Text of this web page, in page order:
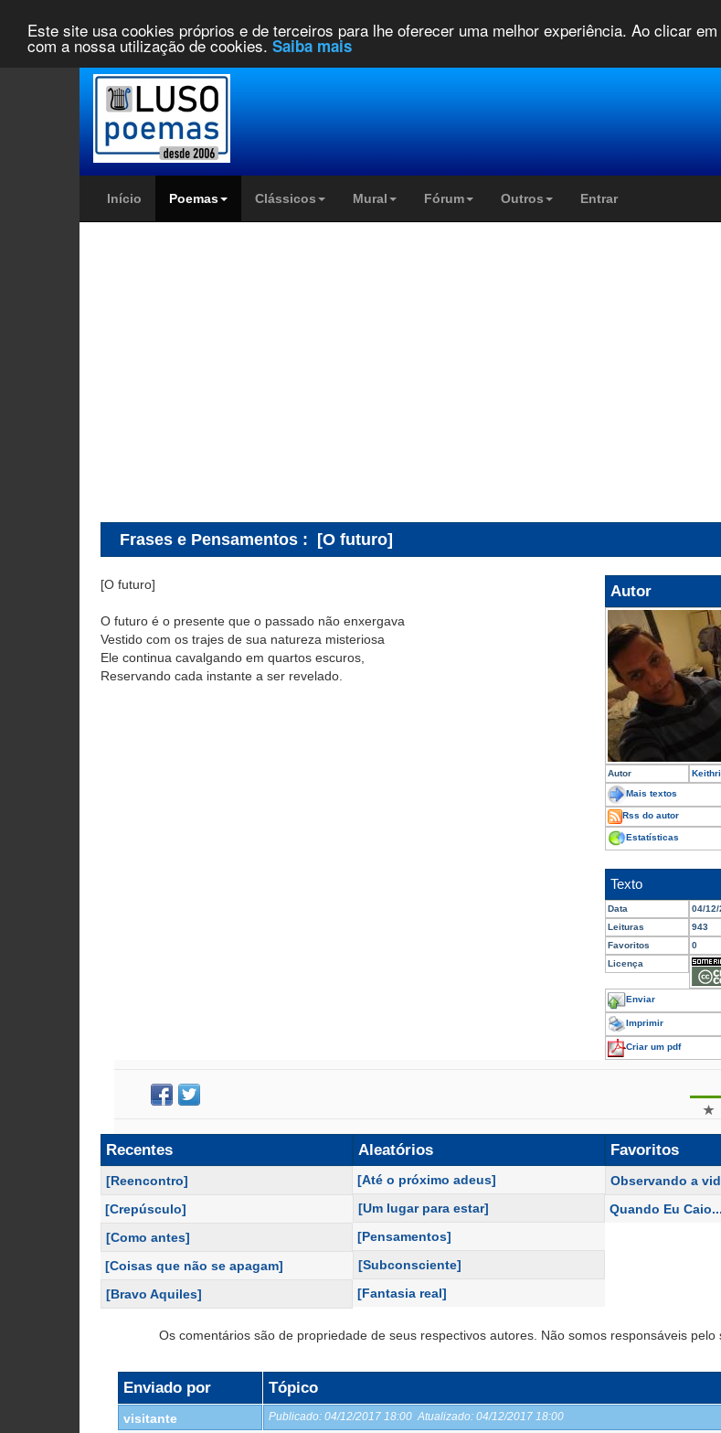
Este site usa cookies próprios e de terceiros para lhe oferecer uma melhor experiência. Ao clicar
com a nossa utilização de cookies. Saiba mais
Início Poemas Clássicos Mural Fórum Outros Entrar
Frases e Pensamentos : [O futuro]
[O futuro]
O futuro é o presente que o passado não enxergava
Vestido com os trajes de sua natureza misteriosa
Ele continua cavalgando em quartos escuros,
Reservando cada instante a ser revelado.
Autor
Autor
Mais textos
Rss do autor
Estatísticas
Texto
Data
04/12/
Leituras
943
Favoritos
0
Licença
Enviar
Imprimir
Criar um pdf
Recentes
[Reencontro]
[Crepúsculo]
[Como antes]
[Coisas que não se apagam]
[Bravo Aquiles]
Aleatórios
[Até o próximo adeus]
[Um lugar para estar]
[Pensamentos]
[Subconsciente]
[Fantasia real]
Favoritos
Observando a
Quando Eu Caio...
Os comentários são de propriedade de seus respectivos autores. Não somos responsáveis pelo
Enviado por Tópico
visitante Publicado: 04/12/2017 18:00 Atualizado: 04/12/2017 18:00